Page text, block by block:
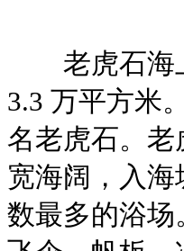
老虎石海上
3.3 万平方米
名老虎石。
宽海阔，入
数最多的浴